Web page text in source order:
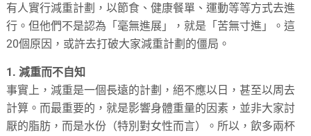
有人實行減重計劃，以節食、健康餐單、運動等等方式去進
行。但他們不是認為「毫無進展」，就是「苦無寸進」。這
20個原因，或許去打破大家減重計劃的僵局。
1. 減重而不自知
事實上，減重是一個長遠的計劃，絕不應以日，甚至以周去
計算。而最重要的，就是影響身體重量的因素，並非大家討
厭的脂肪，而是水份（特別對女性而言）。所以，飲多兩杯